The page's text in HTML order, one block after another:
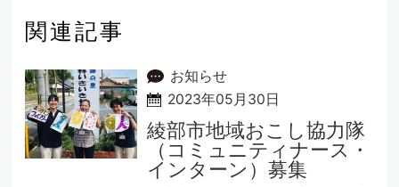
関連記事
お知らせ
2023年05月30日
綾部市地域おこし協力隊
（コミュニティナース・
インターン）募集